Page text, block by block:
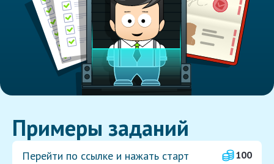
Примеры заданий
Перейти по ссылке и нажать старт
100